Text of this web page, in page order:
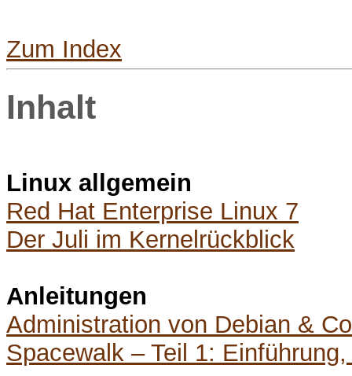
Zum Index
Inhalt
Linux allgemein
Red Hat Enterprise Linux 7
Der Juli im Kernelrückblick
Anleitungen
Administration von Debian &
Spacewalk – Teil 1: